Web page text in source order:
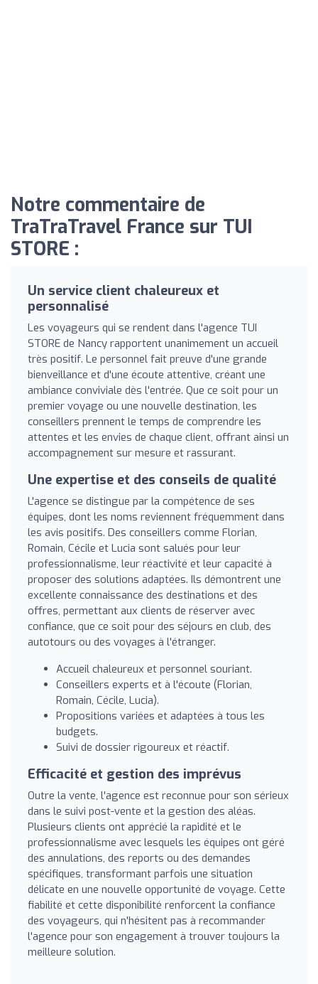
Notre commentaire de
TraTraTravel France sur TUI
STORE :
Un service client chaleureux et
personnalisé
Les voyageurs qui se rendent dans l'agence TUI
STORE de Nancy rapportent unanimement un accueil
très positif. Le personnel fait preuve d'une grande
bienveillance et d'une écoute attentive, créant une
ambiance conviviale dès l'entrée. Que ce soit pour un
premier voyage ou une nouvelle destination, les
conseillers prennent le temps de comprendre les
attentes et les envies de chaque client, offrant ainsi un
accompagnement sur mesure et rassurant.
Une expertise et des conseils de qualité
L'agence se distingue par la compétence de ses
équipes, dont les noms reviennent fréquemment dans
les avis positifs. Des conseillers comme Florian,
Romain, Cécile et Lucia sont salués pour leur
professionnalisme, leur réactivité et leur capacité à
proposer des solutions adaptées. Ils démontrent une
excellente connaissance des destinations et des
offres, permettant aux clients de réserver avec
confiance, que ce soit pour des séjours en club, des
autotours ou des voyages à l'étranger.
Accueil chaleureux et personnel souriant.
Conseillers experts et à l'écoute (Florian,
Romain, Cécile, Lucia).
Propositions variées et adaptées à tous les
budgets.
Suivi de dossier rigoureux et réactif.
Efficacité et gestion des imprévus
Outre la vente, l'agence est reconnue pour son sérieux
dans le suivi post-vente et la gestion des aléas.
Plusieurs clients ont apprécié la rapidité et le
professionnalisme avec lesquels les équipes ont géré
des annulations, des reports ou des demandes
spécifiques, transformant parfois une situation
délicate en une nouvelle opportunité de voyage. Cette
fiabilité et cette disponibilité renforcent la confiance
des voyageurs, qui n'hésitent pas à recommander
l'agence pour son engagement à trouver toujours la
meilleure solution.